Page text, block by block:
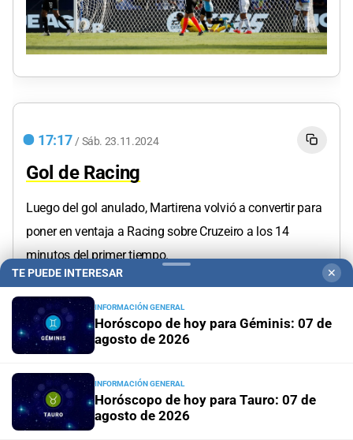
17:17 / Sáb. 23.11.2024
Gol de Racing
Luego del gol anulado, Martirena volvió a convertir para
poner en ventaja a Racing sobre Cruzeiro a los 14
minutos del primer tiempo.
17:28 /Sáb.
TE PUEDE INTERESAR ✕
INFORMACIÓN GENERAL
Horóscopo de hoy para Géminis: 07 de
agosto de 2026
INFORMACIÓN GENERAL
Horóscopo de hoy para Tauro: 07 de
agosto de 2026